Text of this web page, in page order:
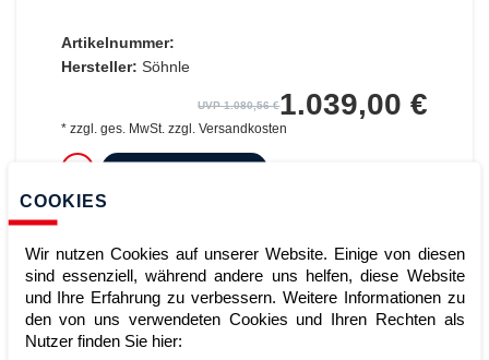
Artikelnummer:
Hersteller: Söhnle
UVP 1.080,56 €1.039,00 €
* zzgl. ges. MwSt.zzgl. Versandkosten
COOKIES
Wir nutzen Cookies auf unserer Website. Einige von diesen
sind essenziell, während andere uns helfen, diese Website
und Ihre Erfahrung zu verbessern. Weitere Informationen zu
den von uns verwendeten Cookies und Ihren Rechten als
Nutzer finden Sie hier: